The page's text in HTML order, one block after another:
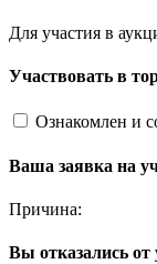
Для участия в
Участвовать в
Ознакомлен и
Ваша заявка на
Причина:
Вы отказались от